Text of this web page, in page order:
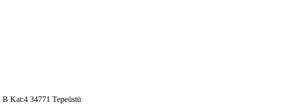
Kat:4 34771 Tepeüstü